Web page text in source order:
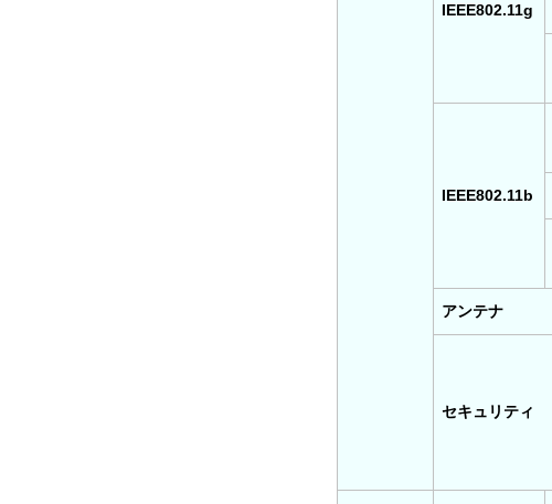
IEEE802.11g
IEEE802.11b
アンテナ
セキュリティ